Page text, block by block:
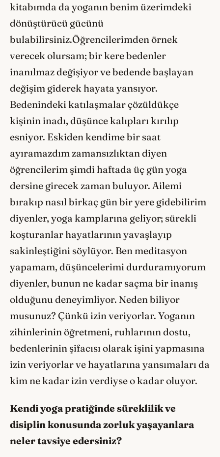
kitabımda da yoganın benim üzerimdeki
dönüştürücü gücünü
bulabilirsiniz.Öğrencilerimden örnek
verecek olursam; bir kere bedenler
inanılmaz değişiyor ve bedende başlayan
değişim giderek hayata yansıyor.
Bedenindeki katılaşmalar çözüldükçe
kişinin inadı, düşünce kalıpları kırılıp
esniyor. Eskiden kendime bir saat
ayıramazdım zamansızlıktan diyen
öğrencilerim şimdi haftada üç gün yoga
dersine girecek zaman buluyor. Ailemi
bırakıp nasıl birkaç gün bir yere gidebilirim
diyenler, yoga kamplarına geliyor; sürekli
koşturanlar hayatlarının yavaşlayıp
sakinleştiğini söylüyor. Ben meditasyon
yapamam, düşüncelerimi durduramıyorum
diyenler, bunun ne kadar saçma bir inanış
olduğunu deneyimliyor. Neden biliyor
musunuz? Çünkü izin veriyorlar. Yoganın
zihinlerinin öğretmeni, ruhlarının dostu,
bedenlerinin şifacısı olarak işini yapmasına
izin veriyorlar ve hayatlarına yansımaları da
kim ne kadar izin verdiyse o kadar oluyor.
Kendi yoga pratiğinde süreklilik ve
disiplin konusunda zorluk yaşayanlara
neler tavsiye edersiniz?